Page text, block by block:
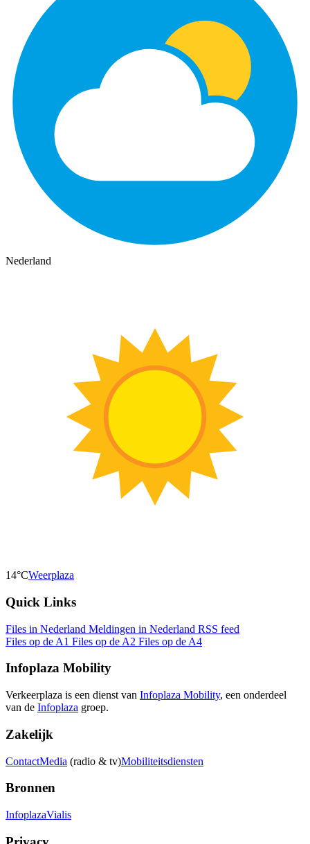
Nederland
14°CWeerplaza
Quick Links
Files in Nederland Meldingen in Nederland RSS feed
Files op de A1 Files op de A2 Files op de A4
Infoplaza Mobility
Verkeerplaza is een dienst van Infoplaza Mobility, een onderdeel
van de Infoplaza groep.
Zakelijk
ContactMedia (radio & tv)Mobiliteitsdiensten
Bronnen
InfoplazaVialis